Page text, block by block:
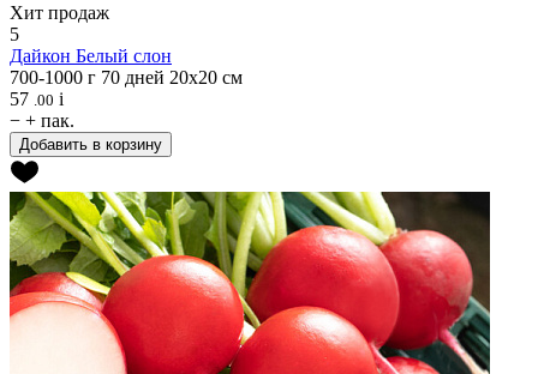
Хит продаж
5
Дайкон Белый слон
700-1000 г 70 дней 20х20 см
57 .00 i
− + пак.
Добавить в корзину